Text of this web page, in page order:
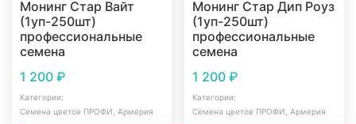
Монинг Стар Вайт
(1уп-250шт)
профессиональные
семена
1 200 ₽
Категории:
Cемена цветов ПРОФИ
Армерия
Монинг Стар Дип Роуз
(1уп-250шт)
профессиональные
семена
1 200₽
Категории:
Cемена цветов ПРОФИ
Армерия